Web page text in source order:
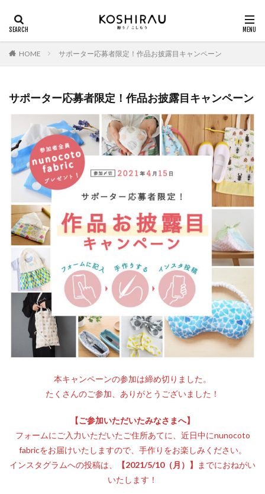
HOME サポーター応募者限定！作品お披露目キャンペーン
サポーター応募者限定！作品お披露目キャンペーン
本キャンペーンの参加は締め切りました。
たくさんのご参加、ありがとうございました！
【ご参加いただいたみなさまへ】
フォームにご入力いただいたご住所あてに、近日中にnunocoto
fabricをお届けいたしますので、手作りをお楽しみください。
インスタグラムへの投稿は、
【2021/5/10（月）】
までにおねがい
いたします！